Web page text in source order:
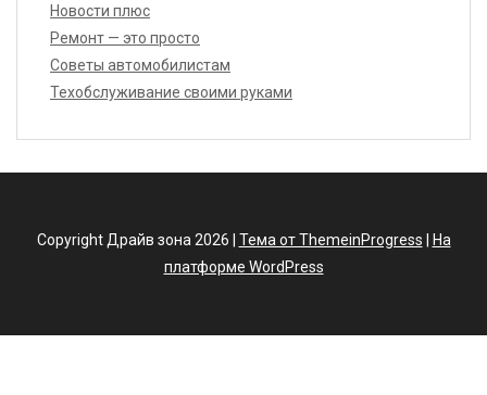
Новости плюс
Ремонт — это просто
Советы автомобилистам
Техобслуживание своими руками
Copyright Драйв зона 2026 | Тема от ThemeinProgress
На
платформе WordPress